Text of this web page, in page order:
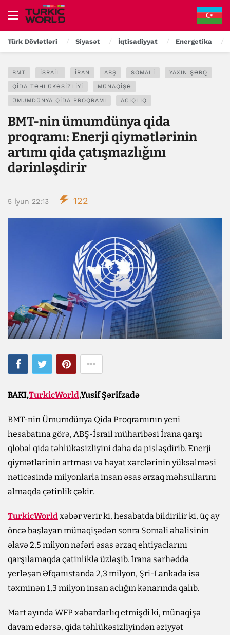
Türk Dövlətləri Siyasət İqtisadiyyat Energetika
BMT İSRAIL İRAN ABŞ SOMALI YAXIN ŞƏRQ
QIDA TƏHLÜKƏSIZLIYI MÜNAQIŞƏ
ÜMUMDÜNYA QIDA PROQRAMI ACIQLIQ
BMT-nin ümumdünya qida
proqramı: Enerji qiymətlərinin
artımı qida çatışmazlığını
dərinləşdirir
5 İyun 22:13 122
BAKI,TurkicWorld,Yusif Şərifzadə
BMT-nin Ümumdünya Qida Proqramının yeni
hesabatına görə, ABŞ-İsrail müharibəsi İrana qarşı
qlobal qida təhlükəsizliyini daha da pisləşdirib. Enerji
qiymətlərinin artması və həyat xərclərinin yüksəlməsi
nəticəsində milyonlarla insan əsas ərzaq məhsullarını
almaqda çətinlik çəkir.
TurkicWorldxəbər verir ki, hesabatda bildirilir ki, üç ay
öncə başlayan münaqişədən sonra Somali əhalisinin
əlavə 2,5 milyon nəfəri əsas ərzaq ehtiyaclarını
qarşılamaqda çətinliklə üzləşib. İrana sərhəddə
yerləşən Əfqanıstanda 2,3 milyon, Şri-Lankada isə
təxminən 1,3 milyon insan aclığın kənarında qalıb.
Mart ayında WFP xəbərdarlıq etmişdi ki, münaqişə
davam edərsə, qida təhlükəsizliyindən əziyyət